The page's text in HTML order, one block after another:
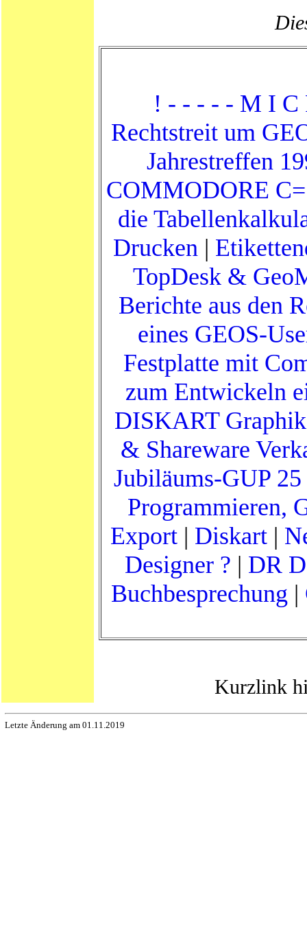
! - - - - - M I
Rechtstreit um
Jahrestreffen
COMMODORE
die
Drucken |
TopDesk &
Berichte aus den
eines GEOS-
Festplatte mit
zum Entwickeln
DISKART
& Shareware
Jubiläums-GUP 25
Programmieren,
Export | Diskart |
Designer ? | DR
Buchbesprechung |
Kurzlink
Letzte Änderung am 01.11.2019